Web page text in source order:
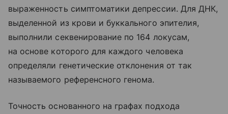
выраженность симптоматики депрессии. Для ДНК,
выделенной из крови и буккального эпителия,
выполнили секвенирование по 164 локусам,
на основе которого для каждого человека
определяли генетические отклонения от так
называемого референсного генома.
Точность основанного на графах подхода